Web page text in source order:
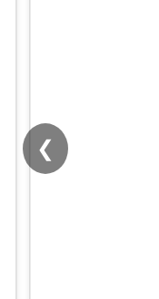
❮